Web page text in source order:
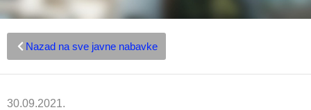
Nazad na sve javne nabavke
30.09.2021.